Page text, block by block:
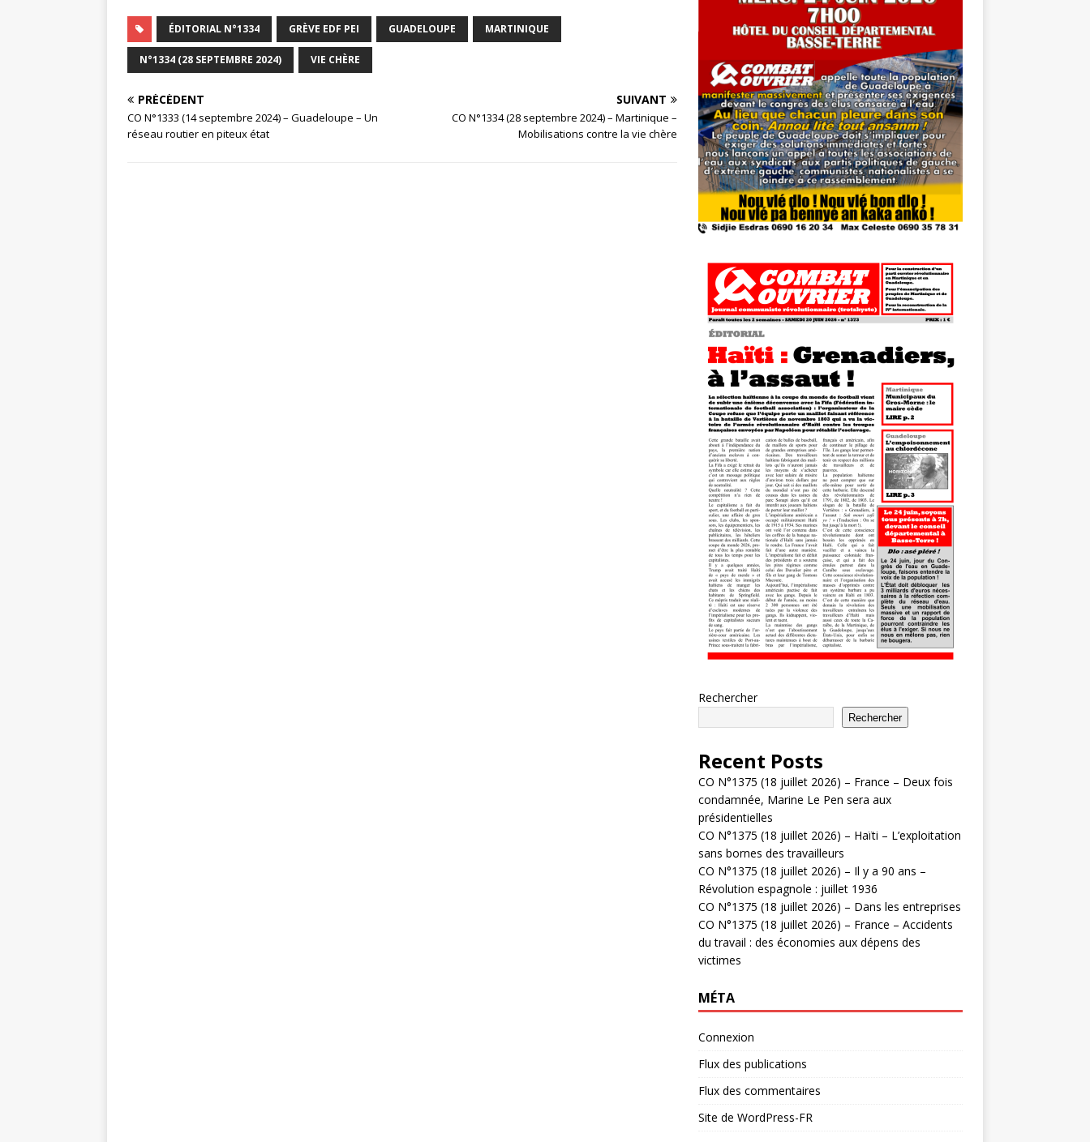
ÉDITORIAL N°1334 GRÈVE EDF PEI GUADELOUPE MARTINIQUE
N°1334 (28 SEPTEMBRE 2024) VIE CHÈRE
PRÉCÉDENT
CO N°1333 (14 septembre 2024) – Guadeloupe – Un
réseau routier en piteux état
SUIVANT
CO N°1334 (28 septembre 2024) – Martinique –
Mobilisations contre la vie chère
Rechercher
Rechercher
Recent Posts
CO N°1375 (18 juillet 2026) – France – Deux fois
condamnée, Marine Le Pen sera aux
présidentielles
CO N°1375 (18 juillet 2026) – Haïti – L’exploitation
sans bornes des travailleurs
CO N°1375 (18 juillet 2026) – Il y a 90 ans –
Révolution espagnole : juillet 1936
CO N°1375 (18 juillet 2026) – Dans les entreprises
CO N°1375 (18 juillet 2026) – France – Accidents
du travail : des économies aux dépens des
victimes
MÉTA
Connexion
Flux des publications
Flux des commentaires
Site de WordPress-FR